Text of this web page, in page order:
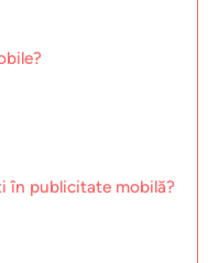
în publicitate mobilă?